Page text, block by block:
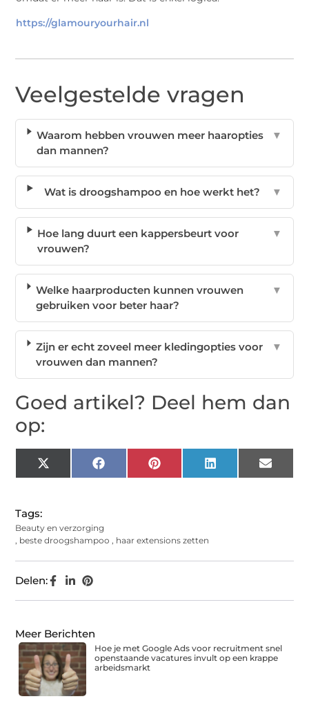
https://glamouryourhair.nl
Veelgestelde vragen
Waarom hebben vrouwen meer haaropties
dan mannen?
▼
Wat is droogshampoo en hoe werkt het? ▼
Hoe lang duurt een kappersbeurt voor
vrouwen?
▼
Welke haarproducten kunnen vrouwen
gebruiken voor beter haar?
▼
Zijn er echt zoveel meer kledingopties voor
vrouwen dan mannen?
▼
Goed artikel? Deel hem dan
op:
X
(Twitter)
Facebook Pinterest LinkedIn Email
Tags:
Beauty en verzorging
, beste droogshampoo , haar extensions zetten
Delen:
Meer Berichten
Hoe je met Google Ads voor recruitment snel
openstaande vacatures invult op een krappe
arbeidsmarkt